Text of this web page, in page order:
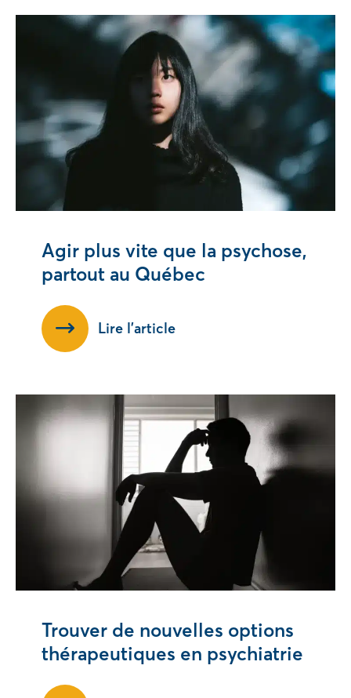
Agir plus vite que la psychose,
partout au Québec
Lire l’article
Trouver de nouvelles options
thérapeutiques en psychiatrie